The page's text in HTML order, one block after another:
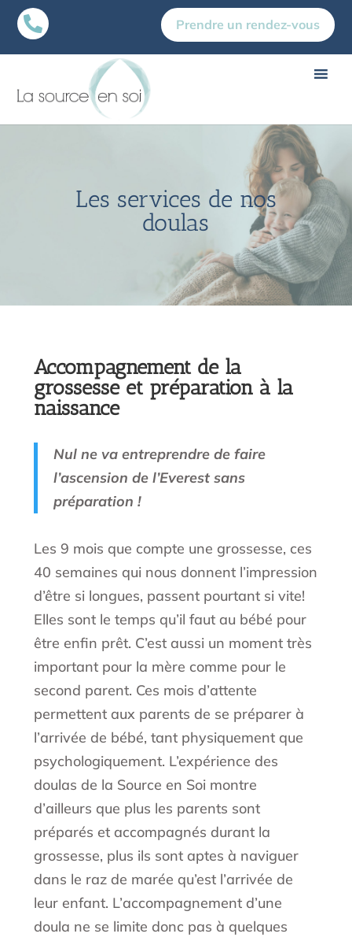
 Prendre un rendez-vous
Les services de nos
doulas
Accompagnement de la
grossesse et préparation à la
naissance
Nul ne va entreprendre de faire
l’ascension de l’Everest sans
préparation !
Les 9 mois que compte une grossesse, ces
40 semaines qui nous donnent l’impression
d’être si longues, passent pourtant si vite!
Elles sont le temps qu’il faut au bébé pour
être enfin prêt. C’est aussi un moment très
important pour la mère comme pour le
second parent. Ces mois d’attente
permettent aux parents de se préparer à
l’arrivée de bébé, tant physiquement que
psychologiquement. L’expérience des
doulas de la Source en Soi montre
d’ailleurs que plus les parents sont
préparés et accompagnés durant la
grossesse, plus ils sont aptes à naviguer
dans le raz de marée qu’est l’arrivée de
leur enfant. L’accompagnement d’une
doula ne se limite donc pas à quelques